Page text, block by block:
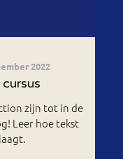
2022
zijn tot in de
Leer hoe tekst